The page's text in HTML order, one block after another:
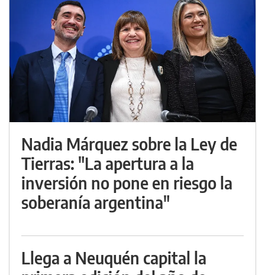
Nadia Márquez sobre la Ley de
Tierras: "La apertura a la
inversión no pone en riesgo la
soberanía argentina"
Llega a Neuquén capital la